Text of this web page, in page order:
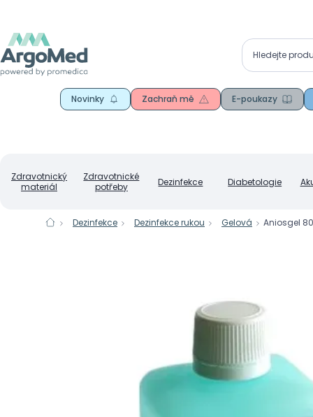
Zdravotnický
materiál
Zdravotnické
potřeby
Dezinfekce Diabetologie
Novinky Zachraň mě E-poukazy
Dezinfekce Dezinfekce rukou Gelová Aniosgel